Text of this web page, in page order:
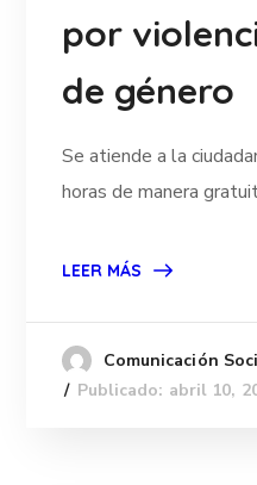
por
de género
Se atiende a la
horas de manera
LEER MÁS
Comunicación
Publicado: abril 10,